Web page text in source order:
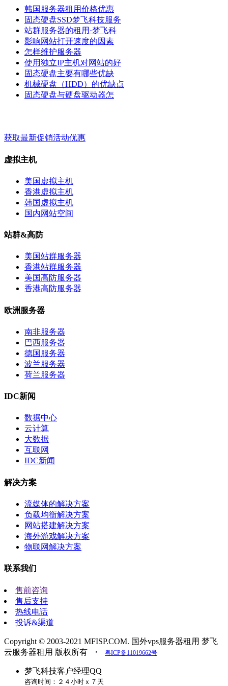
韩国服务器租用价格优惠
固态硬盘SSD梦飞科技服务
站群服务器的租用·梦飞科
影响网站打开速度的因素
怎样维护服务器
使用独立IP主机对网站的好
固态硬盘主要有哪些优缺
机械硬盘（HDD）的优缺点
固态硬盘与硬盘驱动器怎
获取最新促销活动优惠
虚拟主机
美国虚拟主机
香港虚拟主机
韩国虚拟主机
国内网站空间
站群&高防
美国站群服务器
香港站群服务器
美国高防服务器
香港高防服务器
欧洲服务器
南非服务器
巴西服务器
德国服务器
波兰服务器
荷兰服务器
IDC新闻
数据中心
云计算
大数据
互联网
IDC新闻
解决方案
流媒体的解决方案
负载均衡解决方案
网站搭建解决方案
海外游戏解决方案
物联网解决方案
联系我们
售前咨询
售后支持
热线电话
投诉&渠道
Copyright © 2003-2021 MFISP.COM. 国外vps服务器租用 梦飞
云服务器租用 版权所有
・ 粤ICP备11019662号
梦飞科技客户经理QQ
咨询时间：２４小时ｘ７天